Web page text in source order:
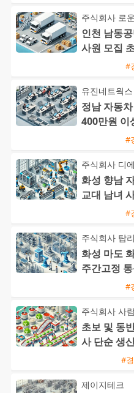
주식회사 로
인천 남동
사원 모집
#
유진네트웍
정남 자동
400만원 이
#
주식회사 디
화성 향남
교대 남녀
#
주식회사 탑
화성 마도
주간고정
#
주식회사 사
초보 및 동
사 단순 생
#
제이지테크